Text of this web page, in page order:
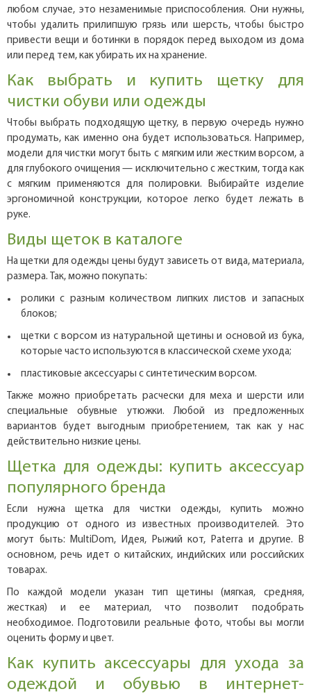
любом случае, это незаменимые приспособления. Они нужны,
чтобы удалить прилипшую грязь или шерсть, чтобы быстро
привести вещи и ботинки в порядок перед выходом из дома
или перед тем, как убирать их на хранение.
Как выбрать и купить щетку для
чистки обуви или одежды
Чтобы выбрать подходящую щетку, в первую очередь нужно
продумать, как именно она будет использоваться. Например,
модели для чистки могут быть с мягким или жестким ворсом, а
для глубокого очищения — исключительно с жестким, тогда как
с мягким применяются для полировки. Выбирайте изделие
эргономичной конструкции, которое легко будет лежать в
руке.
Виды щеток в каталоге
На щетки для одежды цены будут зависеть от вида, материала,
размера. Так, можно покупать:
ролики с разным количеством липких листов и запасных
блоков;
щетки с ворсом из натуральной щетины и основой из бука,
которые часто используются в классической схеме ухода;
пластиковые аксессуары с синтетическим ворсом.
Также можно приобретать расчески для меха и шерсти или
специальные обувные утюжки. Любой из предложенных
вариантов будет выгодным приобретением, так как у нас
действительно низкие цены.
Щетка для одежды: купить аксессуар
популярного бренда
Если нужна щетка для чистки одежды, купить можно
продукцию от одного из известных производителей. Это
могут быть: MultiDom, Идея, Рыжий кот, Paterra и другие. В
основном, речь идет о китайских, индийских или российских
товарах.
По каждой модели указан тип щетины (мягкая, средняя,
жесткая) и ее материал, что позволит подобрать
необходимое. Подготовили реальные фото, чтобы вы могли
оценить форму и цвет.
Как купить аксессуары для ухода за
одеждой и обувью в интернет-